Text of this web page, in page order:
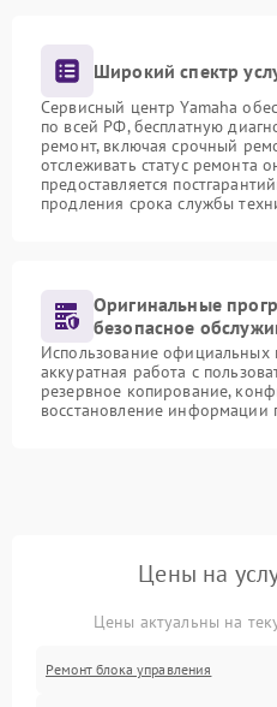
Широкий спектр
Сервисный центр Yamaha
по всей РФ, бесплатную
ремонт, включая срочный
отслеживать статус ремонта
предоставляется
продления срока службы
Оригинальные
безопасное
Использование
аккуратная работа с
резервное копирование,
восстановление информации
Цены на
Цены актуальны на
Ремонт блока управления